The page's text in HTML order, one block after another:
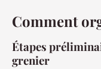
Comment
Étapes
grenier